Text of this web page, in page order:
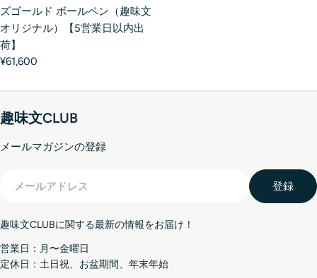
ズゴールド ボールペン（趣味文
オリジナル）【5営業日以内出
荷】
¥61,600
趣味文CLUB
メールマガジンの登録
ア
ド
レ
登録
趣味文CLUBに関する最新の情報をお届け！
営業日：月〜金曜日
定休日：土日祝、お盆期間、年末年始